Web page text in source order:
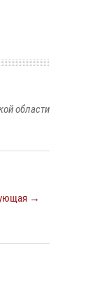
области
→